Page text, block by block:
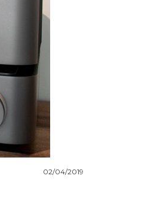
02/04/2019